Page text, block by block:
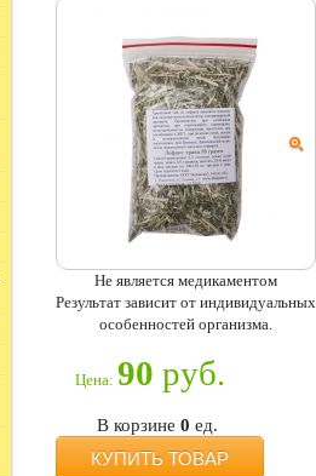
Не является медикаментом
Результат зависит от индивидуальных
особенностей организма.
Цена: 90 руб.
В корзине 0 ед.
КУПИТЬ ТОВАР